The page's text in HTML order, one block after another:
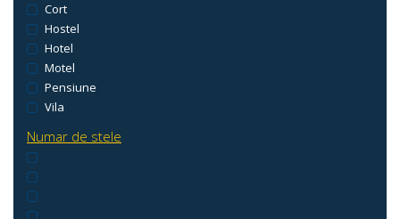
Cort
Hostel
Hotel
Motel
Pensiune
Vila
Numar de stele